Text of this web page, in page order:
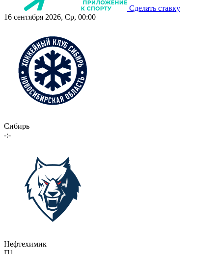
Сделать ставку
16 сентября 2026, Ср, 00:00
Сибирь
-:-
Нефтехимик